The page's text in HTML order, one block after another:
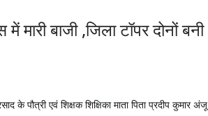
मारी बाजी ,जिला टॉपर दोनों बनी
के पौत्री एवं शिक्षक शिक्षिका माता पिता प्रदीप कुमार अंजू